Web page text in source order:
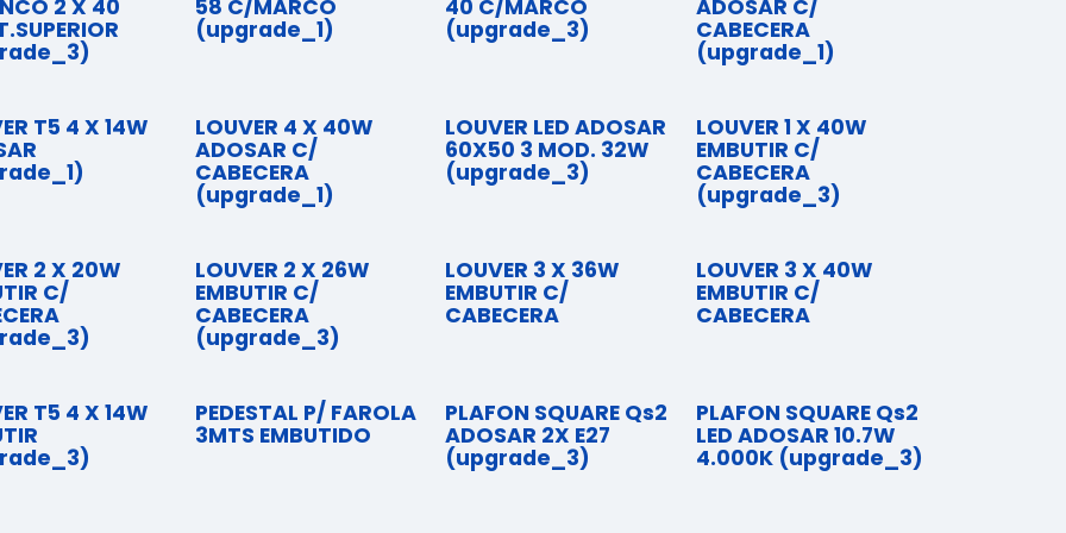
2 X 40 58 C/MARCO
(upgrade_1)
40 C/MARCO
(upgrade_3)
ADOSAR C/
CABECERA
(upgrade_1)
T5 4 X 14W LOUVER 4 X 40W
ADOSAR C/
CABECERA
(upgrade_1)
LOUVER LED ADOSAR
60X50 3 MOD. 32W
(upgrade_3)
LOUVER 1 X 40W
EMBUTIR C/
CABECERA
(upgrade_3)
2 X 20W
C/
LOUVER 2 X 26W
EMBUTIR C/
CABECERA
(upgrade_3)
LOUVER 3 X 36W
EMBUTIR C/
CABECERA
LOUVER 3 X 40W
EMBUTIR C/
CABECERA
T5 4 X 14W PEDESTAL P/ FAROLA
3MTS EMBUTIDO
PLAFON SQUARE Qs2
ADOSAR 2X E27
(upgrade_3)
PLAFON SQUARE Qs2
LED ADOSAR 10.7W
4.000K (upgrade_3)